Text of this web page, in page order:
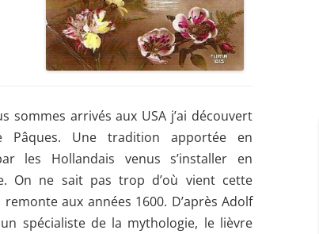
sommes arrivés aux USA j’ai découvert
Pâques. Une tradition apportée en
les Hollandais venus s’installer en
On ne sait pas trop d’où vient cette
aux années 1600. D’après Adolf
spécialiste de la mythologie, le lièvre